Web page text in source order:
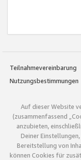
Teilnahmevereinbarung
Nutzungsbestimmungen
Auf dieser Website
(zusammenfassend
anzubieten,
Deiner
Bereitstellung von
können Cookies für